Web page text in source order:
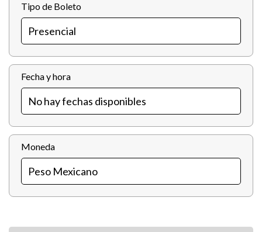
Tipo de Boleto
Fecha y hora
Moneda